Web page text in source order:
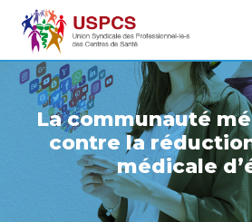
La communauté
contre la
médicale